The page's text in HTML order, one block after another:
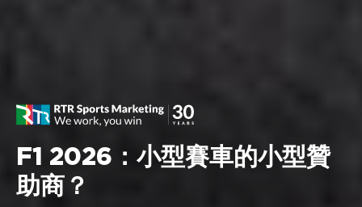
F1 2026：小型賽車的小型贊
助商？